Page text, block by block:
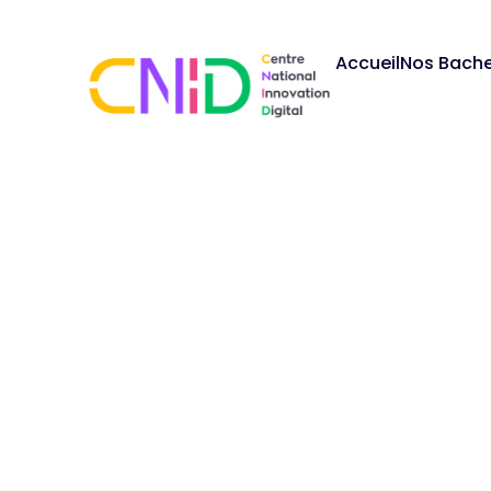
AccueilNos